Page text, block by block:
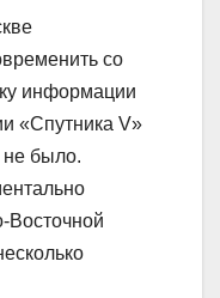
со
информации
«Спутника V»
не было.
Восточной